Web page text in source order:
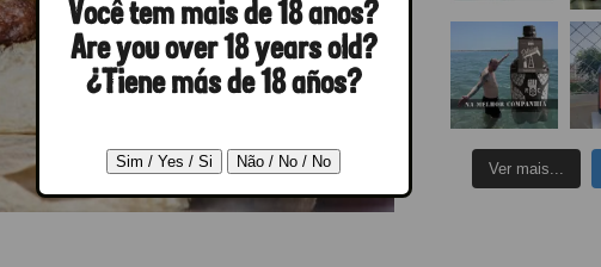
Ver mais...
Você tem mais de 18 anos?
Are you over 18 years old?
¿Tiene más de 18 años?